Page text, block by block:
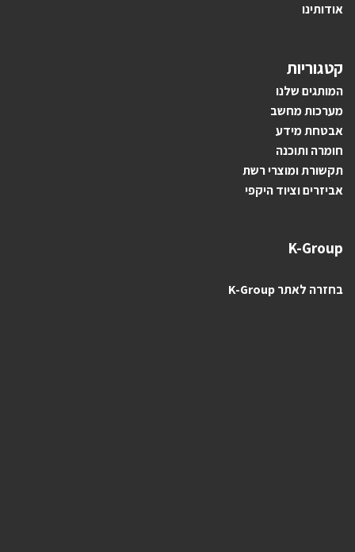
אודותינו
קטגוריות
המותגים שלנו
מערכות מחשב
אבטחת מידע
חומרה ותוכנה
תקשורת ומוצרי רשת
אביזרים וציוד היקפי
K-Group
בחזרה לאתר K-Group